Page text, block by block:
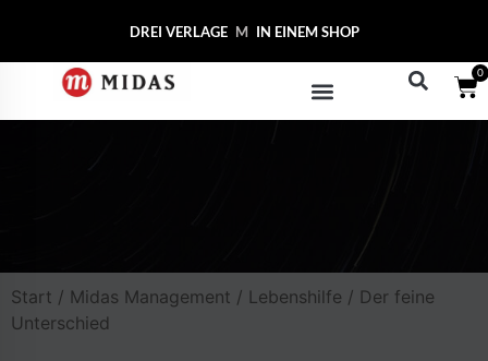
DREI VERLAGE MIDAS C IN EINEM SHOP
0
Start / Midas Management / Lebenshilfe / Der feine
Unterschied